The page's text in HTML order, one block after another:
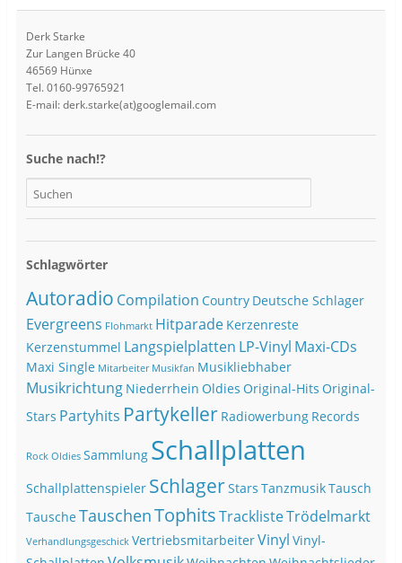
Derk Starke
Zur Langen Brücke 40
46569 Hünxe
Tel. 0160-99765921
E-mail: derk.starke(at)googlemail.com
Suche nach!?
Schlagwörter
Autoradio Compilation Country Deutsche Schlager
Evergreens Flohmarkt Hitparade Kerzenreste
Kerzenstummel Langspielplatten LP-Vinyl Maxi-CDs
Maxi Single Mitarbeiter Musikfan Musikliebhaber
Musikrichtung Niederrhein Oldies Original-Hits Original-
Stars Partyhits Partykeller Radiowerbung Records
Rock Oldies Sammlung Schallplatten
Schallplattenspieler SchlagerStars TanzmusikTausch
TauscheTauschenTophitsTracklisteTrödelmarkt
Verhandlungsgeschick VertriebsmitarbeiterVinyl Vinyl-